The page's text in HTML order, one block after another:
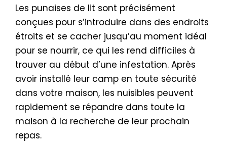
Les punaises de lit sont précisément
conçues pour s’introduire dans des endroits
étroits et se cacher jusqu’au moment idéal
pour se nourrir, ce qui les rend difficiles à
trouver au début d’une infestation. Après
avoir installé leur camp en toute sécurité
dans votre maison, les nuisibles peuvent
rapidement se répandre dans toute la
maison à la recherche de leur prochain
repas.